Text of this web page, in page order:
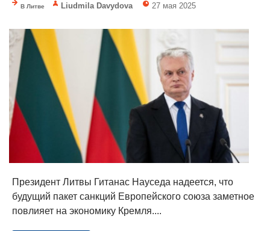
В Литве Liudmila Davydova 27 мая 2025
Президент Литвы Гитанас Науседа надеется, что
будущий пакет санкций Европейского союза заметное
повлияет на экономику Кремля....